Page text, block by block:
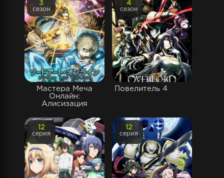
Мастера Меча
Онлайн:
Алисизация
3
сезон
Повелитель 4
4
сезон
12
серия
12
серия